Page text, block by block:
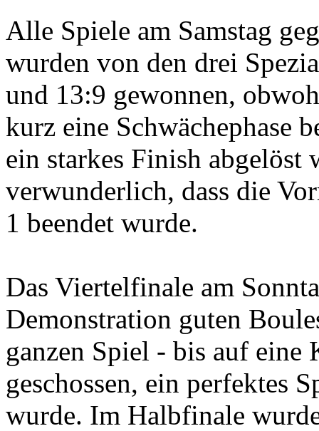
Alle Spiele am Samstag
wurden von den drei
und 13:9 gewonnen,
kurz eine Schwächephase
ein starkes Finish abgelöst
verwunderlich, dass die
1 beendet wurde.
Das Viertelfinale am
Demonstration guten
ganzen Spiel - bis auf
geschossen, ein perfektes
wurde. Im Halbfinale